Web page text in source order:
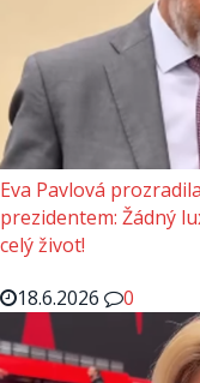
Eva Pavlová
prezidentem: Žádný
celý život!
18.6.2026
0